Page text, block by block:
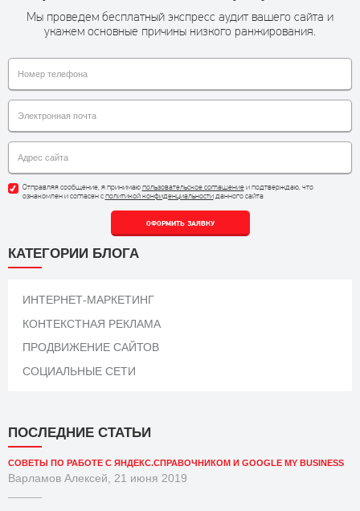
КАТЕГОРИИ БЛОГА
ИНТЕРНЕТ-МАРКЕТИНГ
КОНТЕКСТНАЯ РЕКЛАМА
ПРОДВИЖЕНИЕ САЙТОВ
СОЦИАЛЬНЫЕ СЕТИ
ПОСЛЕДНИЕ СТАТЬИ
СОВЕТЫ ПО РАБОТЕ С ЯНДЕКС.СПРАВОЧНИКОМ И GOOGLE MY BUSINESS
Варламов Алексей, 21 июня 2019
Мы проведем бесплатный экспресс аудит вашего сайта и
укажем основные причины низкого ранжирования.
Отправляя сообщение, я принимаюпользовательское соглашениеи подтверждаю, что
ознакомлен и согласен сполитикой конфиденциальностиданного сайта
ОФОРМИТЬ ЗАЯВКУ